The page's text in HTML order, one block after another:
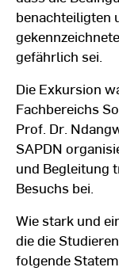
benachteiligten
gefährlich sei.
Die Exkursion
Fachbereichs
Prof. Dr.
SAPDN
und Begleitung
Besuchs bei.
Wie stark und
die die
folgende